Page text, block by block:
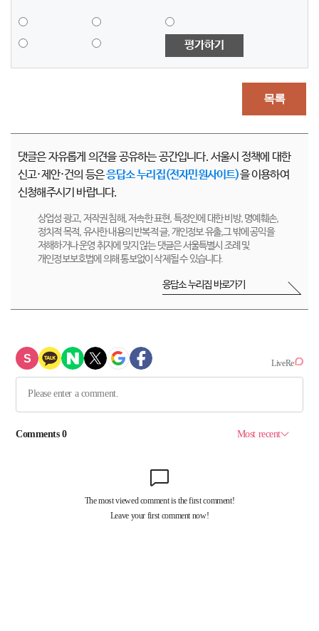
평가하기
목록
댓글은 자유롭게 의견을 공유하는 공간입니다. 서울시 정책에 대한
신고·제안·건의 등은응답소 누리집(전자민원사이트)을 이용하여
신청해주시기 바랍니다.
상업성 광고, 저작권 침해, 저속한 표현, 특정인에 대한 비방, 명예훼손,
정치적 목적, 유사한 내용의 반복적 글, 개인정보 유출,그 밖에 공익을
저해하거나 운영 취지에 맞지 않는 댓글은 서울특별시 조례 및
개인정보보호법에 의해 통보없이 삭제될 수 있습니다.
응답소 누리집 바로가기